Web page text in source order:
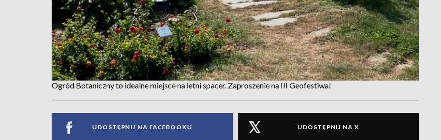
Ogród Botaniczny to idealne miejsce na letni spacer. Zaproszenie na III Geofestiwal
UDOSTĘPNIJ NA FACEBOOKU UDOSTĘPNIJ NA X